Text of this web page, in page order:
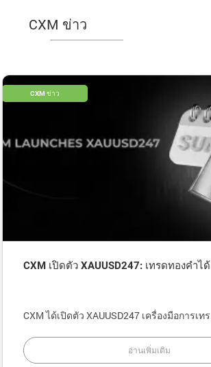
CXM ข่าว
XAUUSD247: เทรดทองคำได้ตลอด 24/7
ว XAUUSD247 เครื่องมือการเทรดใ�...